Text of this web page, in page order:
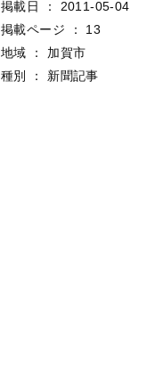
掲載日
：
2011-05-04
掲載ページ
：
13
地域
：
加賀市
種別
： 新聞記事